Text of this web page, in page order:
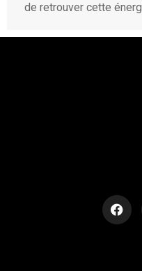
de retrouver cette